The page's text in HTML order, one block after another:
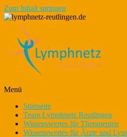
Zum Inhalt springen
lymphnetz-reutlingen.de
Lymphnetz für den Kreis Reutlingen
Menü
Startseite
Team Lymphnetz Reutlingen
Wissenswertes für Therapeuten
Wissenswertes für Ärzte und